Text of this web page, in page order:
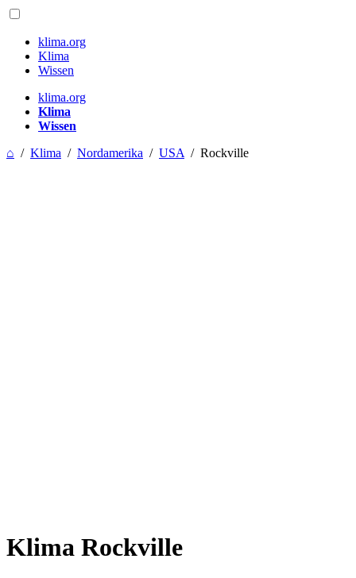
klima.org
Klima
Wissen
klima.org
Klima
Wissen
⌂ / Klima / Nordamerika / USA / Rockville
Klima Rockville